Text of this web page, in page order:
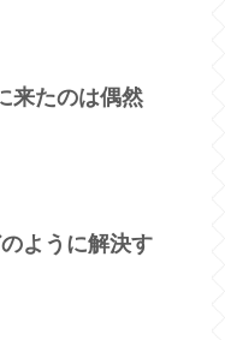
来たのは偶然
ように解決す